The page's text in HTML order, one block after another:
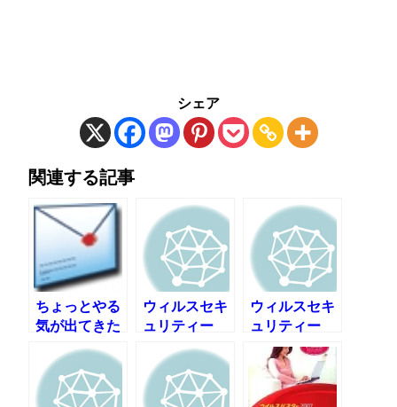
シェア
関連する記事
ちょっとやる
気が出てきた
のでNEMCHI
を作り始めま
した
ウィルスセキ
ュリティー
ウィルスセキ
ュリティー
2004 その2